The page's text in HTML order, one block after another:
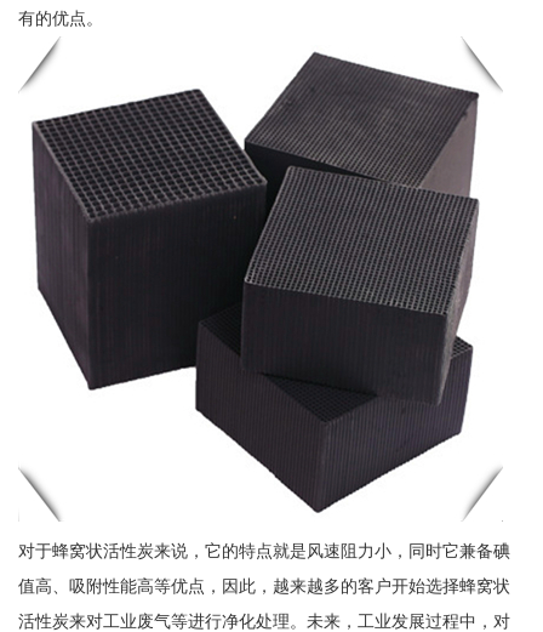
有的优点。
对于蜂窝状活性炭来说，它的特点就是风速阻力小，同时它兼备碘
值高、吸附性能高等优点，因此，越来越多的客户开始选择蜂窝状
活性炭来对工业废气等进行净化处理。未来，工业发展过程中，对